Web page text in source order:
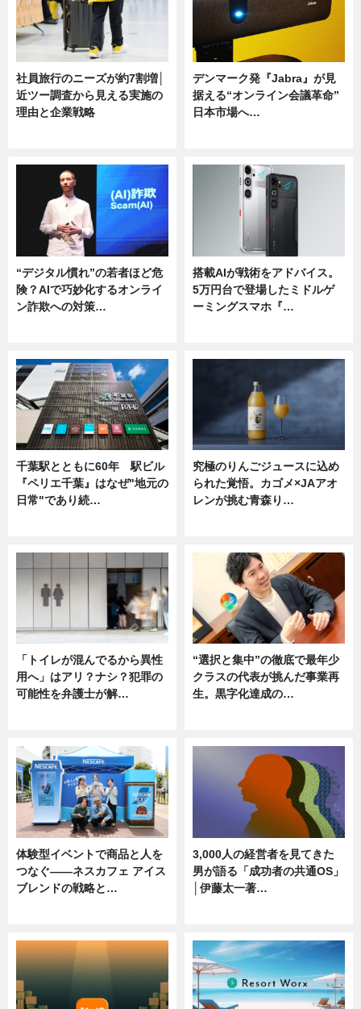
社員旅行のニーズが約7割増│
近ツー調査から見える実施の
理由と企業戦略
デンマーク発『Jabra』が見
据える“オンライン会議革命”
日本市場へ…
“デジタル慣れ”の若者ほど危
険？AIで巧妙化するオンライ
ン詐欺への対策…
搭載AIが戦術をアドバイス。
5万円台で登場したミドルゲ
ーミングスマホ『…
千葉駅とともに60年 駅ビル
『ペリエ千葉』はなぜ"地元の
日常"であり続…
究極のりんごジュースに込め
られた覚悟。カゴメ×JAアオ
レンが挑む青森り…
「トイレが混んでるから異性
用へ」はアリ？ナシ？犯罪の
可能性を弁護士が解…
“選択と集中”の徹底で最年少
クラスの代表が挑んだ事業再
生。黒字化達成の…
体験型イベントで商品と人を
つなぐ――ネスカフェ アイス
ブレンドの戦略と…
3,000人の経営者を見てきた
男が語る「成功者の共通OS」
│伊藤太一著…